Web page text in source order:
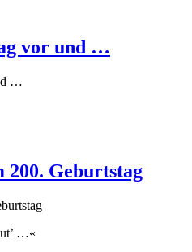
vor und …
200. Geburtstag
…«